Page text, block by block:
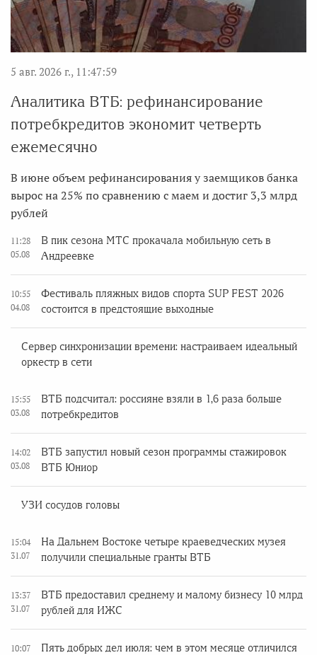
5 авг. 2026 г., 11:47:59
Аналитика ВТБ: рефинансирование
потребкредитов экономит четверть
ежемесячно
В июне объем рефинансирования у заемщиков банка
вырос на 25% по сравнению с маем и достиг 3,3 млрд
рублей
11:28
05.08
В пик сезона МТС прокачала мобильную сеть в
Андреевке
10:55
04.08
Фестиваль пляжных видов спорта SUP FEST 2026
состоится в предстоящие выходные
Сервер синхронизации времени: настраиваем идеальный
оркестр в сети
15:55
03.08
ВТБ подсчитал: россияне взяли в 1,6 раза больше
потребкредитов
14:02
03.08
ВТБ запустил новый сезон программы стажировок
ВТБ Юниор
УЗИ сосудов головы
15:04
31.07
На Дальнем Востоке четыре краеведческих музея
получили специальные гранты ВТБ
13:37
31.07
ВТБ предоставил среднему и малому бизнесу 10 млрд
рублей для ИЖС
10:07
Пять добрых дел июля: чем в этом месяце отличился